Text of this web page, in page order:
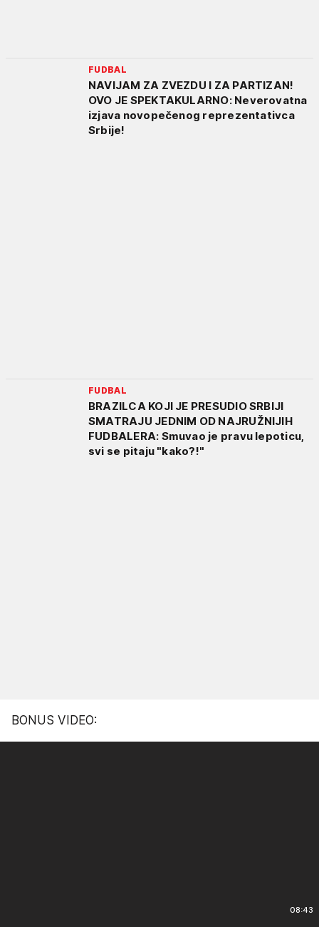
FUDBAL
NAVIJAM ZA ZVEZDU I ZA PARTIZAN!
OVO JE SPEKTAKULARNO: Neverovatna
izjava novopečenog reprezentativca
Srbije!
FUDBAL
BRAZILCA KOJI JE PRESUDIO SRBIJI
SMATRAJU JEDNIM OD NAJRUŽNIJIH
FUDBALERA: Smuvao je pravu lepoticu,
svi se pitaju "kako?!"
BONUS VIDEO:
08:43